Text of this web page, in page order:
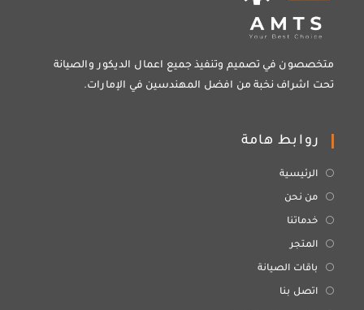
متخصصون في تصميم وتنفيذ جميع اعمال الديكور والصيانة
تحت اشراف نخبة من افضل المهندسين في الإمارات.
روابط هامة
الرئيسية
من نحن
خدماتنا
المتجر
باقات الصيانة
اتصل بنا